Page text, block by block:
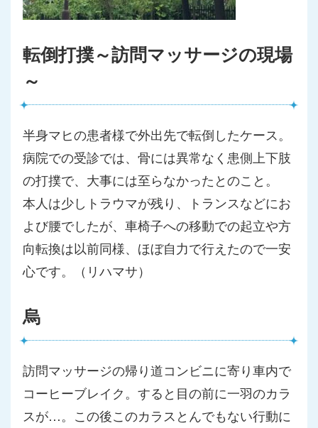
転倒打撲～訪問マッサージの現場
～
半身マヒの患者様で外出先で転倒したケース。
病院での受診では、骨には異常なく患側上下肢
の打撲で、大事には至らなかったとのこと。
本人は少しトラウマが残り、トランスなどにお
よび腰でしたが、車椅子への移動での起立や方
向転換は以前同様、ほぼ自力で行えたので一安
心です。（リハマサ）
烏
訪問マッサージの帰り道コンビニに寄り車内で
コーヒーブレイク。 すると目の前に一羽のカラ
スが…。この後このカラスとんでもない行動に